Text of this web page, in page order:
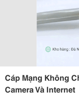
Cáp Mạng Không
Camera Và Internet